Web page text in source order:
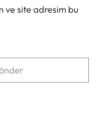
ve site adresim bu